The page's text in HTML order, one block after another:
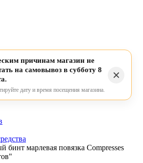
причинам магазин не
на самовывоз в субботу 8
дату и время посещения магазина.
бинт марлевая повязка Compresses